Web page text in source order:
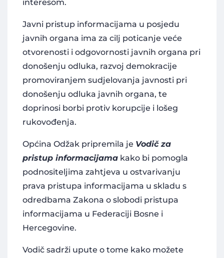
interesom.
Javni pristup informacijama u posjedu
javnih organa ima za cilj poticanje veće
otvorenosti i odgovornosti javnih organa pri
donošenju odluka, razvoj demokracije
promoviranjem sudjelovanja javnosti pri
donošenju odluka javnih organa, te
doprinosi borbi protiv korupcije i lošeg
rukovođenja.
Općina Odžak pripremila je Vodič za
pristup informacijama kako bi pomogla
podnositeljima zahtjeva u ostvarivanju
prava pristupa informacijama u skladu s
odredbama Zakona o slobodi pristupa
informacijama u Federaciji Bosne i
Hercegovine.
Vodič sadrži upute o tome kako možete